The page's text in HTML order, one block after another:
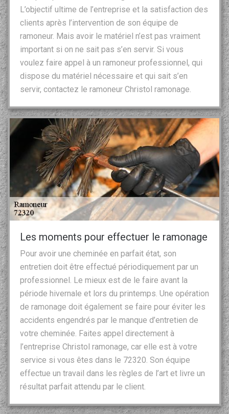
L’objectif ultime de l’entreprise et la satisfaction des
clients après l’intervention de son équipe de
ramoneur. Mais avoir le matériel n’est pas vraiment
important si on ne sait pas s’en servir. Si vous
voulez faire appel à un ramoneur professionnel, qui
dispose du matériel nécessaire et qui sait s’en
servir, contactez le ramoneur Christol ramonage.
Les moments pour effectuer le ramonage
Pour avoir une cheminée en parfait état, son
entretien doit être effectué périodiquement par un
professionnel. Le mieux est de le faire avant la
période hivernale et lors du printemps. Une opération
de ramonage doit également se faire pour éviter les
accidents engendrés par le manque d’entretien de
votre cheminée. Faites appel directement à
l’entreprise Christol ramonage, car elle est à votre
service si vous êtes dans le 72320. Son équipe
effectue un travail dans les règles de l’art et livre un
résultat parfait attendu par le client.